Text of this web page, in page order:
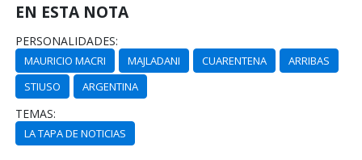
EN ESTA NOTA
PERSONALIDADES:
MAURICIO MACRI MAJLADANI CUARENTENA
ARRIBAS
STIUSO
ARGENTINA
TEMAS:
LA TAPA DE NOTICIAS